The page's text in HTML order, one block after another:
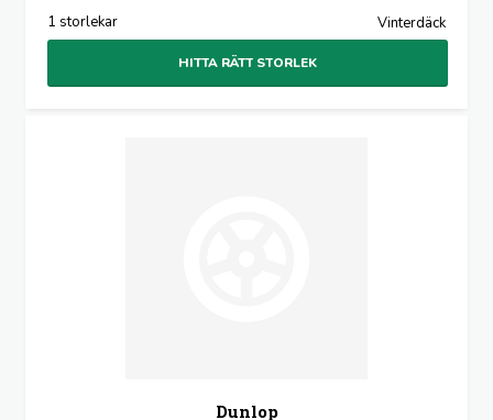
1 storlekar Vinterdäck
HITTA RÄTT STORLEK
Dunlop